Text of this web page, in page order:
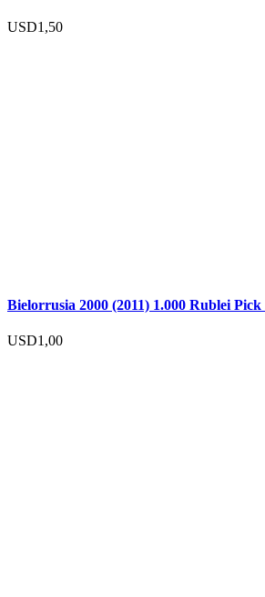
USD1,50
Bielorrusia 2000 (2011) 1.000 Rublei Pick
USD1,00